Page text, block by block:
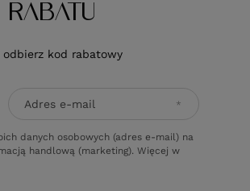
odbierz kod rabatowy
Adres e-mail
danych osobowych (adres e-mail) na
handlową (marketing). Więcej w